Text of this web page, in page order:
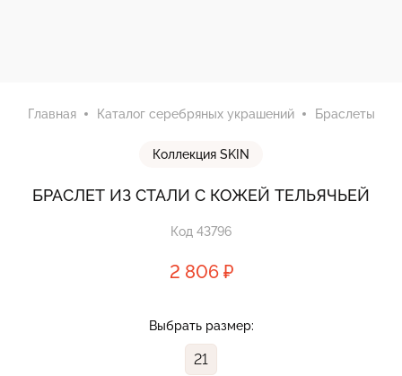
Главная Каталог серебряных украшений Браслеты
Коллекция SKIN
БРАСЛЕТ ИЗ СТАЛИ С КОЖЕЙ ТЕЛЬЯЧЬЕЙ
Код 43796
2 806 ₽
Выбрать размер:
21